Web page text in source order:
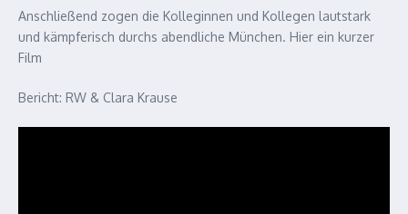
Anschließend zogen die Kolleginnen und Kollegen lautstark
und kämpferisch durchs abendliche München. Hier ein kurzer
Film
Bericht: RW & Clara Krause